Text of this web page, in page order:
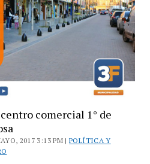
comercial 1° de
2017 3:13 PM |POLÍTICA Y